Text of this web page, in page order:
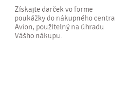
Získajte darček vo forme
poukážky do nákupného centra
Avion, použitelný na úhradu
Vášho nákupu.